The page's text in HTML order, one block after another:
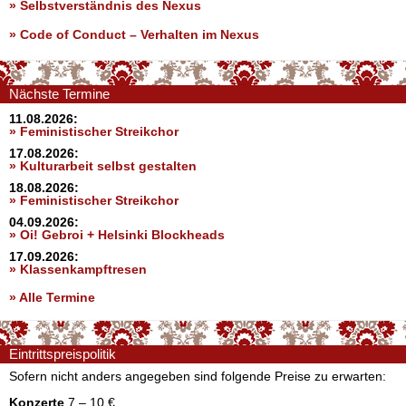
» Selbstverständnis des Nexus
» Code of Conduct – Verhalten im Nexus
Nächste Termine
11.08.2026:
» Feministischer Streikchor
17.08.2026:
» Kulturarbeit selbst gestalten
18.08.2026:
» Feministischer Streikchor
04.09.2026:
» Oi! Gebroi + Helsinki Blockheads
17.09.2026:
» Klassenkampftresen
» Alle Termine
Eintrittspreispolitik
Sofern nicht anders angegeben sind folgende Preise zu erwarten:
Konzerte 7 – 10 €